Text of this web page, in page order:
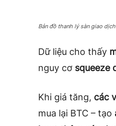
Bản đồ thanh lý sàn giao
Dữ liệu cho thấy
nguy cơ squeeze
Khi giá tăng, các
mua lại BTC – tạo